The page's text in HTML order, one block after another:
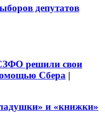
депутатов
решили свои
Сбера |
и «книжки»